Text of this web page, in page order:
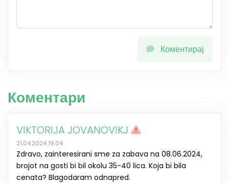
Коментирај
Коментари
VIKTORIJA JOVANOVIKJ
21.04.2024 19:04
Zdravo, zainteresirani sme za zabava na 08.06.2024,
brojot na gosti bi bil okolu 35-40 lica. Koja bi bila
cenata? Blagodaram odnapred.